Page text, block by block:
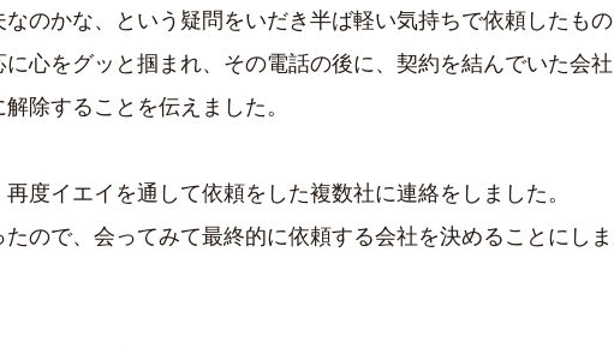
のかな、という疑問をいだき半ば軽い気持ちで依頼したもの
心をグッと掴まれ、その電話の後に、契約を結んでいた会社
除することを伝えました。
度イエイを通して依頼をした複数社に連絡をしました。
ので、会ってみて最終的に依頼する会社を決めることにしま